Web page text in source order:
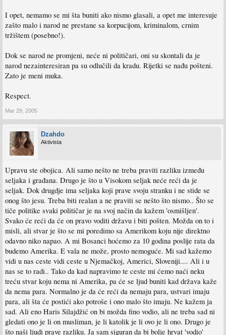
I opet, nemamo se mi šta buniti ako nismo glasali, a opet me interesuje
zašto malo i narod ne prestane sa korpucijom, kriminalom, crnim
tržištem (posebno!).
Dok se narod ne promjeni, neće ni političari, oni su skontali da je
narod nezainteresiran pa su odlučili da kradu. Rijetki se nađu pošteni.
Zato je meni muka.
Respect.
Mar 29, 2005
Dzahdo
Aktivista
Upravu ste obojica. Ali samo nešto ne treba praviti razliku između
seljaka i građana. Drugo je što u Visokom seljak neće reći da je
seljak. Dok drugdje ima seljaka koji prave svoju stranku i ne stide se
onog što jesu. Treba biti realan a ne praviti se nešto što nismo.. Što se
tiče politike svaki političar je na svoj način da kažem 'osmišljen'.
Svako će reći da će on pravo voditi državu i biti pošten. Možda on to i
misli, ali stvar je što se mi poredimo sa Amerikom koju nije direktno
odavno niko napao. A mi Bosanci hoćemo za 10 godina poslije rata da
budemo Amerika. E vala ne može, prosto nemoguće. Mi sad kažemo
vidi u nas ceste vidi ceste u Njemačkoj, Americi, Sloveniji.... Ali i u
nas se to radi.. Tako da kad napravimo te ceste mi ćemo naći neku
treću stvar koju nema ni Amerika, pa će se ljud buniti kad država kaže
da nema para. Normalno je da će reći da nemaju para, ustvari imaju
para, ali šta će postići ako potroše i ono malo što imaju. Ne kažem ja
sad. Ali eno Haris Silajdžić on bi možda fino vodio, ali ne treba sad ni
gledati ono je li on musliman, je li katolik je li ovo je li ono. Drugo je
što naši ljudi prave razliku. Ja sam siguran da bi bolje hrvat 'vodio'